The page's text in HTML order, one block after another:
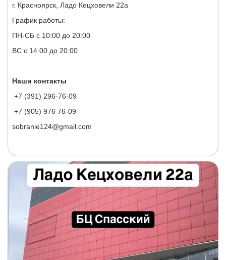
г. Красноярск, Ладо Кецховели 22а
График работы:
ПН-СБ с 10:00 до 20:00
ВС с 14:00 до 20:00
Наши контакты
+7 (391) 296-76-09
+7 (905) 976 76-09
sobranie124@gmail.com